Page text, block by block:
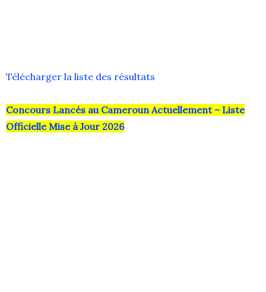
Télécharger la liste des résultats
Concours Lancés au Cameroun Actuellement – Liste
Officielle Mise à Jour 2026